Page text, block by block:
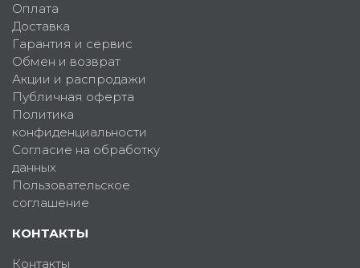
Оплата
Доставка
Гарантия и сервис
Обмен и возврат
Акции и распродажи
Публичная оферта
Политика
конфиденциальности
Согласие на обработку
данных
Пользовательское
соглашение
КОНТАКТЫ
Контакты